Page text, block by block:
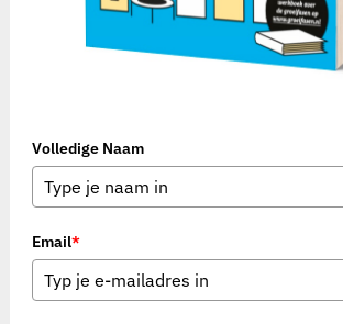
Volledige Naam
Email*